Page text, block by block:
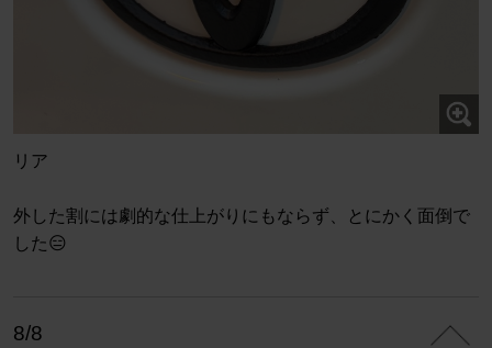
リア
外した割には劇的な仕上がりにもならず、とにかく面倒で
した😑
8/8